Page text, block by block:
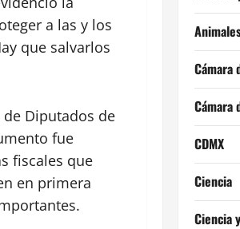
a las y los
que salvarlos
de Diputados de
fue
fiscales que
en primera
Cámara
Cámara
CDMX
Ciencia
Ciencia